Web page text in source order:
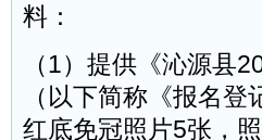
料：
（1）提供《沁源县
（以下简称《报名
红底免冠照片5张，